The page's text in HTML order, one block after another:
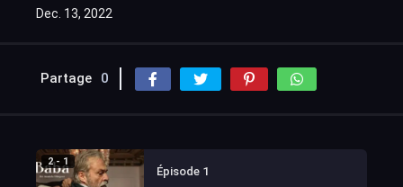
Dec. 13, 2022
Partage 0
2 - 1
Épisode 1